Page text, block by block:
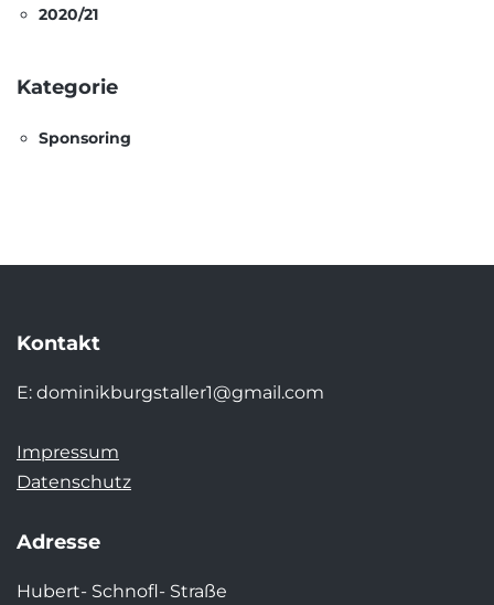
2020/21
Kategorie
Sponsoring
Kontakt
E: dominikburgstaller1@gmail.com
Impressum
Datenschutz
Adresse
Hubert- Schnofl- Straße